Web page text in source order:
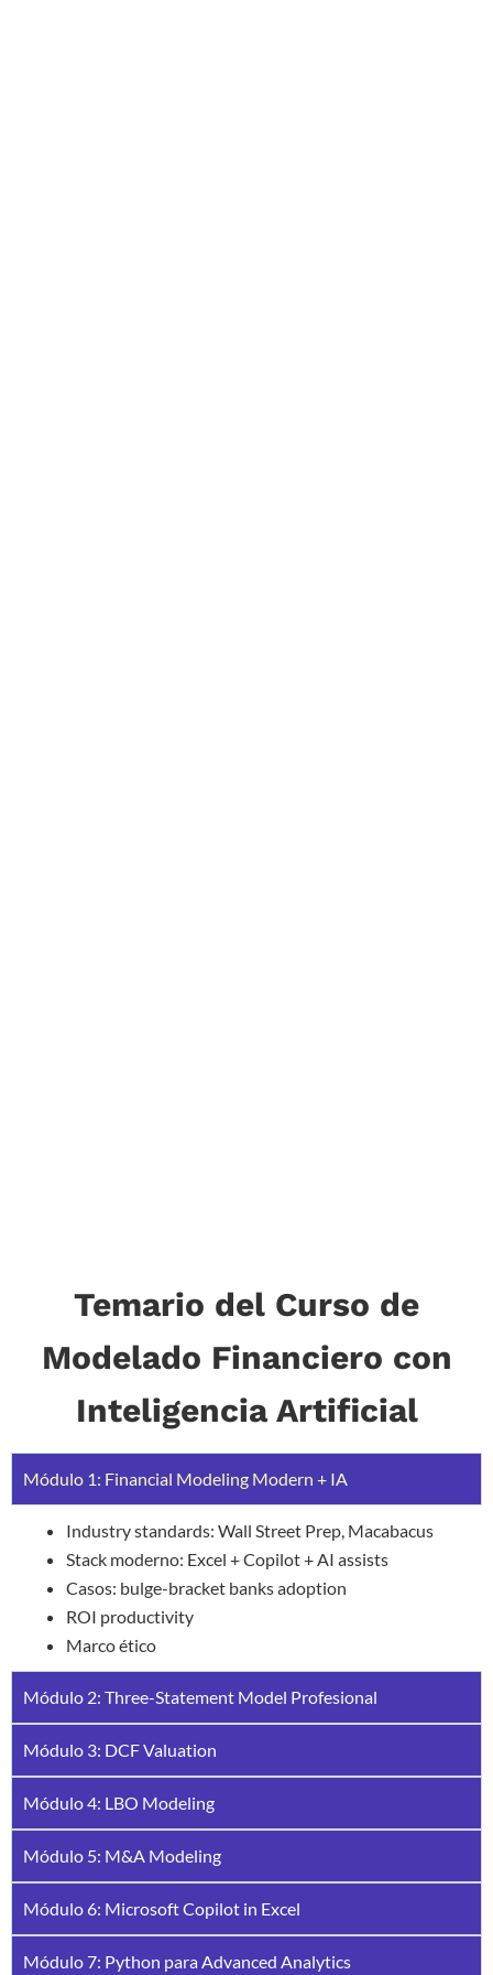
Temario del Curso de
Modelado Financiero con
Inteligencia Artificial
Módulo 1: Financial Modeling Modern + IA
Industry standards: Wall Street Prep, Macabacus
Stack moderno: Excel + Copilot + AI assists
Casos: bulge-bracket banks adoption
ROI productivity
Marco ético
Módulo 2: Three-Statement Model Profesional
Módulo 3: DCF Valuation
Módulo 4: LBO Modeling
Módulo 5: M&A Modeling
Módulo 6: Microsoft Copilot in Excel
Módulo 7: Python para Advanced Analytics